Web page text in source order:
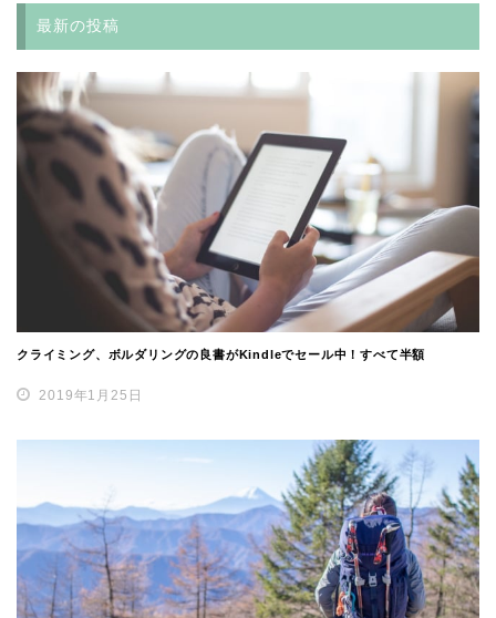
最新の投稿
クライミング、ボルダリングの良書がKindleでセール中！すべて半額
2019年1月25日